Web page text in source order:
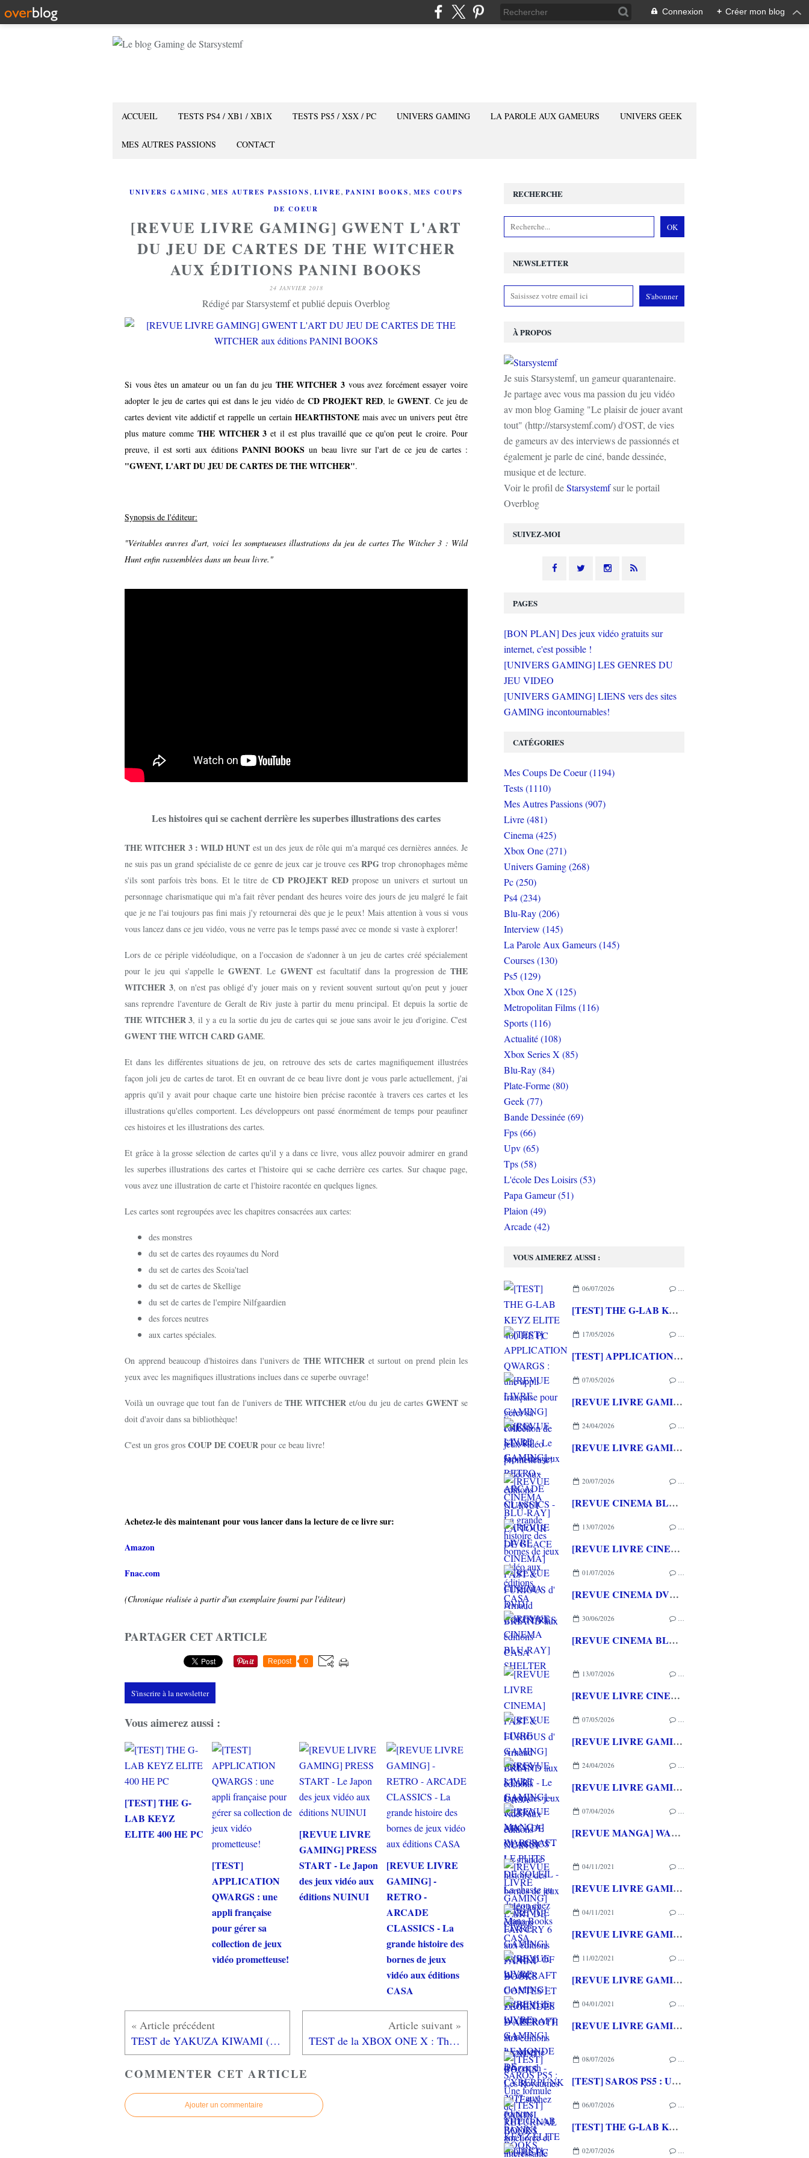
Connexion + Créer mon blog
ACCUEIL TESTS PS4 / XB1 / XB1X TESTS PS5 / XSX / PC UNIVERS GAMING LA PAROLE AUX GAMEURS UNIVERS GEEK
MES AUTRES PASSIONS CONTACT
UNIVERS GAMING , MES AUTRES PASSIONS, LIVRE, PANINI BOOKS, MES COUPS
DE COEUR
[REVUE LIVRE GAMING] GWENT L'ART
DU JEU DE CARTES DE THE WITCHER
AUX ÉDITIONS PANINI BOOKS
24 JANVIER 2018
Rédigé par Starsystemf et publié depuis Overblog
Si vous êtes un amateur ou un fan du jeu THE WITCHER 3 vous avez forcément essayer voire
adopter le jeu de cartes qui est dans le jeu vidéo de CD PROJEKT RED, le GWENT. Ce jeu de
cartes devient vite addictif et rappelle un certain HEARTHSTONEmais avec un univers peut être
plus mature comme THE WITCHER 3 et il est plus travaillé que ce qu'on peut le croire. Pour
preuve, il est sorti aux éditions PANINI BOOKS un beau livre sur l'art de ce jeu de cartes :
"GWENT, L'ART DU JEU DE CARTES DE THE WITCHER".
Synopsis de l'éditeur:
"Véritables œuvres d'art, voici les somptueuses illustrations du jeu de cartes The Witcher 3 : Wild
Hunt enfin rassemblées dans un beau livre."
Les histoires qui se cachent derrière les superbes illustrations des cartes
THE WITCHER 3 : WILD HUNT est un des jeux de rôle qui m'a marqué ces dernières années. Je
ne suis pas un grand spécialiste de ce genre de jeux car je trouve ces RPG trop chronophages même
s'ils sont parfois très bons. Et le titre de CD PROJEKT RED propose un univers et surtout un
personnage charismatique qui m'a fait rêver pendant des heures voire des jours de jeu malgré le fait
que je ne l'ai toujours pas fini mais j'y retournerai dès que je le peux! Mais attention à vous si vous
vous lancez dans ce jeu vidéo, vous ne verre pas le temps passé avec ce monde si vaste à explorer!
Lors de ce périple vidéoludique, on a l'occasion de s'adonner à un jeu de cartes créé spécialement
pour le jeu qui s'appelle leGWENT. Le GWENTest facultatif dans la progression deTHE
WITCHER 3, on n'est pas obligé d'y jouer mais on y revient souvent surtout qu'on peut y jouer
sans reprendre l'aventure de Geralt de Riv juste à partir du menu principal. Et depuis la sortie de
THE WITCHER 3, il y a eu la sortie du jeu de cartes qui se joue sans avoir le jeu d'origine. C'est
GWENT THE WITCH CARD GAME.
Et dans les différentes situations de jeu, on retrouve des sets de cartes magnifiquement illustrées
façon joli jeu de cartes de tarot. Et en ouvrant de ce beau livre dont je vous parle actuellement, j'ai
appris qu'il y avait pour chaque carte une histoire bien précise racontée à travers ces cartes et les
illustrations qu'elles comportent. Les développeurs ont passé énormément de temps pour peaufiner
ces histoires et les illustrations des cartes.
Et grâce à la grosse sélection de cartes qu'il y a dans ce livre, vous allez pouvoir admirer en grand
les superbes illustrations des cartes et l'histoire qui se cache derrière ces cartes. Sur chaque page,
vous avez une illustration de carte et l'histoire racontée en quelques lignes.
Les cartes sont regroupées avec les chapitres consacrées aux cartes:
des monstres
du set de cartes des royaumes du Nord
du set de cartes des Scoia'tael
du set de cartes de Skellige
du set de cartes de l'empire Nilfgaardien
des forces neutres
aux cartes spéciales.
On apprend beaucoup d'histoires dans l'univers de THE WITCHER et surtout on prend plein les
yeux avec les magnifiques illustrations inclues dans ce superbe ouvrage!
Voilà un ouvrage que tout fan de l'univers deTHE WITCHER et/ou du jeu de cartesGWENT se
doit d'avoir dans sa bibliothèque!
C'est un gros gros COUP DE COEUR pour ce beau livre!
Achetez-le dès maintenant pour vous lancer dans la lecture de ce livre sur:
Amazon
Fnac.com
(Chronique réalisée à partir d'un exemplaire fourni par l'éditeur)
PARTAGER CET ARTICLE
Repost 0
S'inscrire à la newsletter
Vous aimerez aussi :
[TEST] THE G-
LAB KEYZ
ELITE 400 HE PC
[TEST]
APPLICATION
QWARGS : une
appli française
pour gérer sa
collection de jeux
vidéo prometteuse!
[REVUE LIVRE
GAMING] PRESS
START - Le Japon
des jeux vidéo aux
éditions NUINUI
[REVUE LIVRE
GAMING] -
RETRO -
ARCADE
CLASSICS - La
grande histoire des
bornes de jeux
vidéo aux éditions
CASA
TEST de YAKUZA KIWAMI (sur PS4): la renaissance du dragon TEST de la XBOX ONE X : The Monster is (really) here!
COMMENTER CET ARTICLE
Ajouter un commentaire
NEWSLETTER
SUIVEZ-MOI
RECHERCHE
À PROPOS
Je suis Starsystemf, un gameur quarantenaire.
Je partage avec vous ma passion du jeu vidéo
av mon blog Gaming "Le plaisir de jouer avant
tout" (http://starsystemf.com/) d'OST, de vies
de gameurs av des interviews de passionnés et
également je parle de ciné, bande dessinée,
musique et de lecture.
Voir le profil deStarsystemfsur le portail
Overblog
VOUS AIMEREZ AUSSI :
06/07/2026 …
[TEST] THE G-LAB KEYZ ELITE 400 HE PC
17/05/2026 …
[TEST] APPLICATION QWARGS : une appli française pour gérer sa collection de jeux vidéo prometteuse!
07/05/2026 …
[REVUE LIVRE GAMING] PRESS START - Le Japon des jeux vidéo aux éditions NUINUI
24/04/2026 …
[REVUE LIVRE GAMING] - RETRO - ARCADE CLASSICS - La grande histoire des bornes de jeux vidéo aux éditions CASA
20/07/2026 …
[REVUE CINEMA BLU-RAY] LA TOUR DE GLACE
13/07/2026 …
[REVUE LIVRE CINEMA] FAST & FURIOUS d' Arnaud BRIAND aux éditions CASA
01/07/2026 …
[REVUE CINEMA DVD] COUTURES
30/06/2026 …
[REVUE CINEMA BLU-RAY] SHELTER
13/07/2026 …
[REVUE LIVRE CINEMA] FAST & FURIOUS d' Arnaud BRIAND aux éditions CASA
07/05/2026 …
[REVUE LIVRE GAMING] PRESS START - Le Japon des jeux vidéo aux éditions NUINUI
24/04/2026 …
[REVUE LIVRE GAMING] - RETRO - ARCADE CLASSICS - La grande histoire des bornes de jeux vidéo aux éditions CASA
07/04/2026 …
[REVUE MANGA] WARCRAFT LE PUITS DE SOLEIL - La chasse au dragon chez Mana Books
04/11/2021 …
[REVUE LIVRE GAMING] L'ART DE FAR CRY 6 aux éditions PANINI BOOKS
04/11/2021 …
[REVUE LIVRE GAMING] WORLD OF WARCRAFT CONTES ET LEGENDES D'AZEROTH aux éditions PANINI BOOKS
11/02/2021 …
[REVUE LIVRE GAMING] WORLD OF WARCRAFT A la découverte d'Azeroth - Les Royaumes de l'Est chez PANINI BOOKS
04/01/2021 …
[REVUE LIVRE GAMING] LE MONDE DE CYBERPUNK 2077 aux éditions PANINI BOOKS
08/07/2026 …
[TEST] SAROS PS5 : Une formule de RETURNAL améliorée et interessante
06/07/2026 …
[TEST] THE G-LAB KEYZ ELITE 400 HE PC
02/07/2026 …
PAGES
[BON PLAN] Des jeux vidéo gratuits sur
internet, c'est possible !
[UNIVERS GAMING] LES GENRES DU
JEU VIDEO
[UNIVERS GAMING] LIENS vers des sites
GAMING incontournables!
CATÉGORIES
Mes Coups De Coeur (1194)
Tests (1110)
Mes Autres Passions (907)
Livre (481)
Cinema (425)
Xbox One (271)
Univers Gaming (268)
Pc (250)
Ps4 (234)
Blu-Ray (206)
Interview (145)
La Parole Aux Gameurs (145)
Courses (130)
Ps5 (129)
Xbox One X (125)
Metropolitan Films (116)
Sports (116)
Actualité (108)
Xbox Series X (85)
Blu-Ray (84)
Plate-Forme (80)
Geek (77)
Bande Dessinée (69)
Fps (66)
Upv (65)
Tps (58)
L'école Des Loisirs (53)
Papa Gameur (51)
Plaion (49)
Arcade (42)